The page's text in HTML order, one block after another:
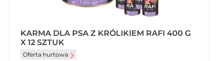
KARMA DLA PSA Z KRÓLIKIEM RAFI 400 G
X 12 SZTUK
Oferta hurtowa